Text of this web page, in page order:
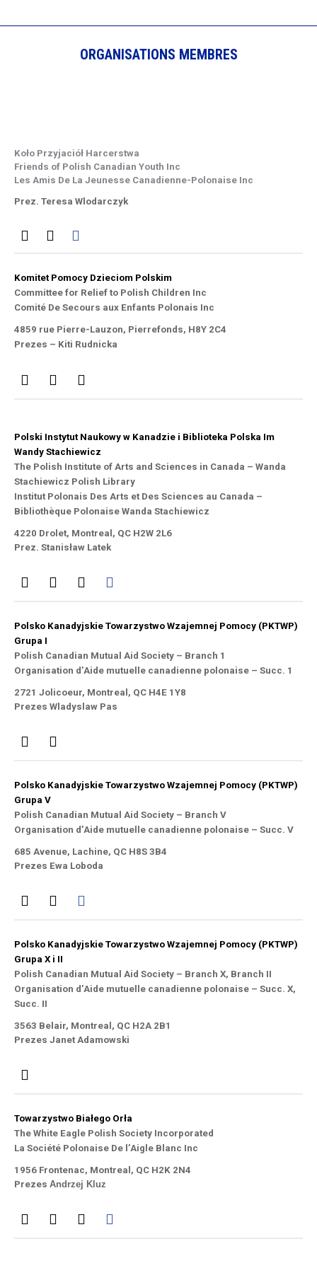
ORGANISATIONS MEMBRES
Koło Przyjaciół Harcerstwa
Friends of Polish Canadian Youth Inc
Les Amis De La Jeunesse Canadienne-Polonaise Inc
Prez. Teresa Wlodarczyk
Komitet Pomocy Dzieciom Polskim
Committee for Relief to Polish Children Inc
Comité De Secours aux Enfants Polonais Inc
4859 rue Pierre-Lauzon, Pierrefonds, H8Y 2C4
Prezes – Kiti Rudnicka
Polski Instytut Naukowy w Kanadzie i Biblioteka Polska Im
Wandy Stachiewicz
The Polish Institute of Arts and Sciences in Canada – Wanda
Stachiewicz Polish Library
Institut Polonais Des Arts et Des Sciences au Canada –
Bibliothèque Polonaise Wanda Stachiewicz
4220 Drolet, Montreal, QC H2W 2L6
Prez. Stanisław Latek
Polsko Kanadyjskie Towarzystwo Wzajemnej Pomocy (PKTWP)
Grupa I
Polish Canadian Mutual Aid Society – Branch 1
Organisation d’Aide mutuelle canadienne polonaise – Succ. 1
2721 Jolicoeur, Montreal, QC H4E 1Y8
Prezes Wladyslaw Pas
Polsko Kanadyjskie Towarzystwo Wzajemnej Pomocy (PKTWP)
Grupa V
Polish Canadian Mutual Aid Society – Branch V
Organisation d’Aide mutuelle canadienne polonaise – Succ. V
685 Avenue, Lachine, QC H8S 3B4
Prezes Ewa Loboda
Polsko Kanadyjskie Towarzystwo Wzajemnej Pomocy (PKTWP)
Grupa X i II
Polish Canadian Mutual Aid Society – Branch X, Branch II
Organisation d’Aide mutuelle canadienne polonaise – Succ. X,
Succ. II
3563 Belair, Montreal, QC H2A 2B1
Prezes Janet Adamowski
Towarzystwo Białego Orła
The White Eagle Polish Society Incorporated
La Société Polonaise De l’Aigle Blanc Inc
1956 Frontenac, Montreal, QC H2K 2N4
Prezes Andrzej Kluz